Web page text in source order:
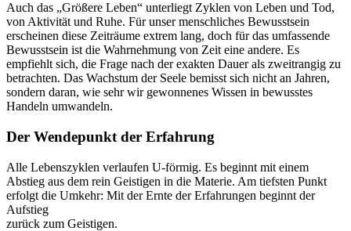
Auch das „Größere Leben“ unterliegt Zyklen von Leben und Tod,
von Aktivität und Ruhe. Für unser menschliches Bewusstsein
erscheinen diese Zeiträume extrem lang, doch für das umfassende
Bewusstsein ist die Wahrnehmung von Zeit eine andere. Es
empfiehlt sich, die Frage nach der exakten Dauer als zweitrangig zu
betrachten. Das Wachstum der Seele bemisst sich nicht an Jahren,
sondern daran, wie sehr wir gewonnenes Wissen in bewusstes
Handeln umwandeln.
Der Wendepunkt der Erfahrung
Alle Lebenszyklen verlaufen U-förmig. Es beginnt mit einem
Abstieg aus dem rein Geistigen in die Materie. Am tiefsten Punkt
erfolgt die Umkehr: Mit der Ernte der Erfahrungen beginnt der
Aufstieg
zurück zum Geistigen.